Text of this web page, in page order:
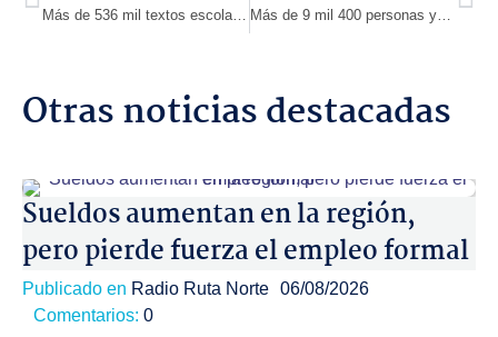
Más de 9 mil 400 personas ya se han identificado como cuidadoras en la Región de Coquimbo
Otras noticias destacadas
Sueldos aumentan en la región,
pero pierde fuerza el empleo formal
Publicado en Radio Ruta Norte 06/08/2026
Comentarios: 0